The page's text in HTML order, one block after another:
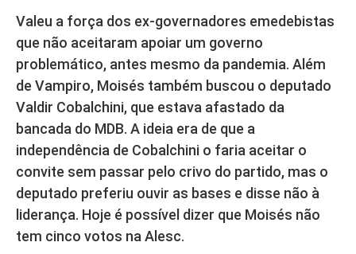
Valeu a força dos ex-governadores emedebistas
que não aceitaram apoiar um governo
problemático, antes mesmo da pandemia. Além
de Vampiro, Moisés também buscou o deputado
Valdir Cobalchini, que estava afastado da
bancada do MDB. A ideia era de que a
independência de Cobalchini o faria aceitar o
convite sem passar pelo crivo do partido, mas o
deputado preferiu ouvir as bases e disse não à
liderança. Hoje é possível dizer que Moisés não
tem cinco votos na Alesc.